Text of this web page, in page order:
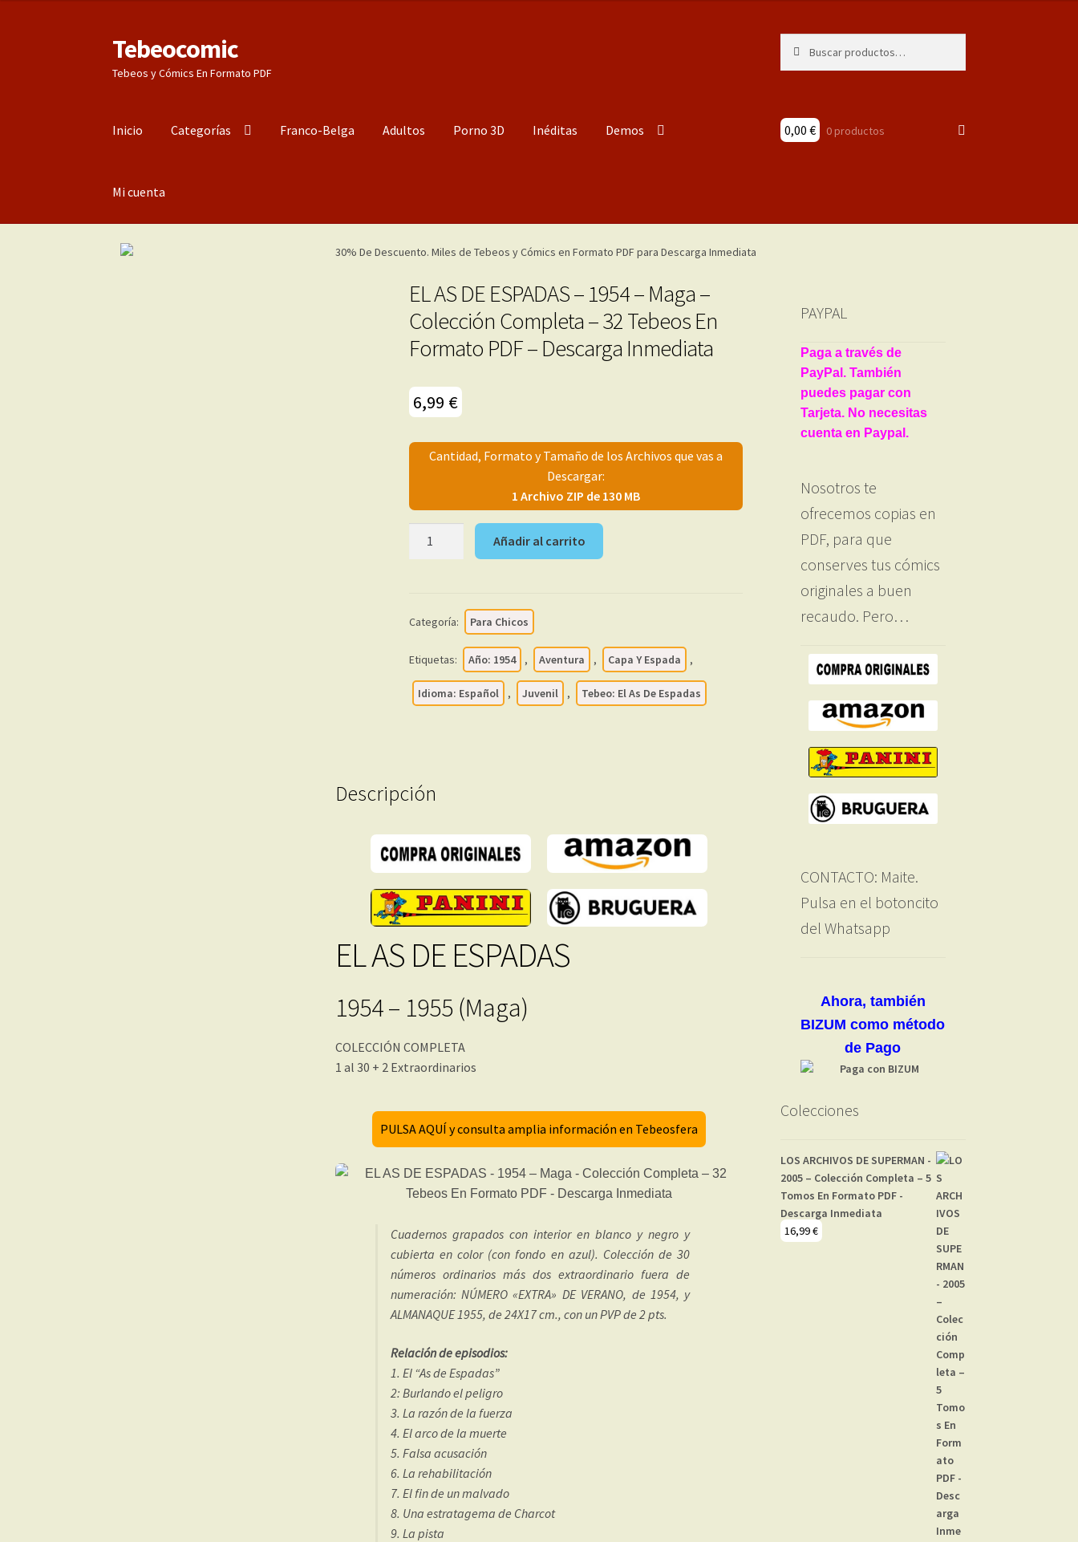
Ir
a
la
Ir
al
contenido
Tebeocomic
Tebeos y Cómics En Formato PDF
por:
Inicio Categorías Franco-Belga Adultos Porno 3D Inéditas Demos
Mi cuenta
0,00 € 0 productos
EL AS DE ESPADAS – 1954 – Maga –
Colección Completa – 32 Tebeos En
Formato PDF – Descarga Inmediata
6,99 €
Cantidad, Formato y Tamaño de los Archivos que vas a
Descargar:
1 Archivo ZIP de 130 MB
1954
–
Tebeos
Formato
PDF
-
Descarga
Inmediata
Añadir al carrito
Categoría: Para Chicos
Etiquetas: Año: 1954 , Aventura , Capa Y Espada ,
Idioma: Español , Juvenil , Tebeo: El As De Espadas
Descripción
EL AS DE ESPADAS
1954 – 1955 (Maga)
COLECCIÓN COMPLETA
1 al 30 + 2 Extraordinarios
PULSA AQUÍ y consulta amplia información en Tebeosfera
Cuadernos grapados con interior en blanco y negro y
cubierta en color (con fondo en azul). Colección de 30
números ordinarios más dos extraordinario fuera de
numeración: NÚMERO «EXTRA» DE VERANO, de 1954, y
ALMANAQUE 1955, de 24X17 cm., con un PVP de 2 pts.
Relación de episodios:
1. El “As de Espadas”
2: Burlando el peligro
3. La razón de la fuerza
4. El arco de la muerte
5. Falsa acusación
6. La rehabilitación
7. El fin de un malvado
8. Una estratagema de Charcot
9. La pista
PAYPAL
Paga a través de
PayPal. También
puedes pagar con
Tarjeta. No necesitas
cuenta en Paypal.
Nosotros te
ofrecemos copias en
PDF, para que
conserves tus cómics
originales a buen
recaudo. Pero…
CONTACTO: Maite.
Pulsa en el botoncito
del Whatsapp
Ahora, también
BIZUM como método
de Pago
Colecciones
LOS ARCHIVOS DE SUPERMAN -
2005 – Colección Completa – 5
Tomos En Formato PDF -
Descarga Inmediata
16,99€